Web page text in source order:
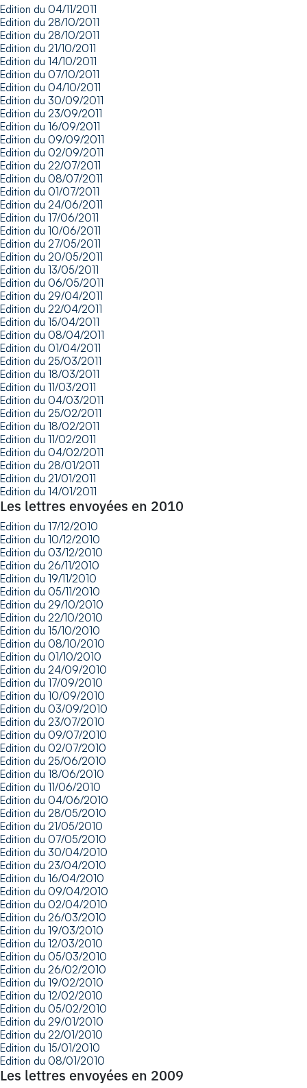
Edition du 04/11/2011
Edition du 28/10/2011
Edition du 28/10/2011
Edition du 21/10/2011
Edition du 14/10/2011
Edition du 07/10/2011
Edition du 04/10/2011
Edition du 30/09/2011
Edition du 23/09/2011
Edition du 16/09/2011
Edition du 09/09/2011
Edition du 02/09/2011
Edition du 22/07/2011
Edition du 08/07/2011
Edition du 01/07/2011
Edition du 24/06/2011
Edition du 17/06/2011
Edition du 10/06/2011
Edition du 27/05/2011
Edition du 20/05/2011
Edition du 13/05/2011
Edition du 06/05/2011
Edition du 29/04/2011
Edition du 22/04/2011
Edition du 15/04/2011
Edition du 08/04/2011
Edition du 01/04/2011
Edition du 25/03/2011
Edition du 18/03/2011
Edition du 11/03/2011
Edition du 04/03/2011
Edition du 25/02/2011
Edition du 18/02/2011
Edition du 11/02/2011
Edition du 04/02/2011
Edition du 28/01/2011
Edition du 21/01/2011
Edition du 14/01/2011
Les lettres envoyées en 2010
Edition du 17/12/2010
Edition du 10/12/2010
Edition du 03/12/2010
Edition du 26/11/2010
Edition du 19/11/2010
Edition du 05/11/2010
Edition du 29/10/2010
Edition du 22/10/2010
Edition du 15/10/2010
Edition du 08/10/2010
Edition du 01/10/2010
Edition du 24/09/2010
Edition du 17/09/2010
Edition du 10/09/2010
Edition du 03/09/2010
Edition du 23/07/2010
Edition du 09/07/2010
Edition du 02/07/2010
Edition du 25/06/2010
Edition du 18/06/2010
Edition du 11/06/2010
Edition du 04/06/2010
Edition du 28/05/2010
Edition du 21/05/2010
Edition du 07/05/2010
Edition du 30/04/2010
Edition du 23/04/2010
Edition du 16/04/2010
Edition du 09/04/2010
Edition du 02/04/2010
Edition du 26/03/2010
Edition du 19/03/2010
Edition du 12/03/2010
Edition du 05/03/2010
Edition du 26/02/2010
Edition du 19/02/2010
Edition du 12/02/2010
Edition du 05/02/2010
Edition du 29/01/2010
Edition du 22/01/2010
Edition du 15/01/2010
Edition du 08/01/2010
Les lettres envoyées en 2009